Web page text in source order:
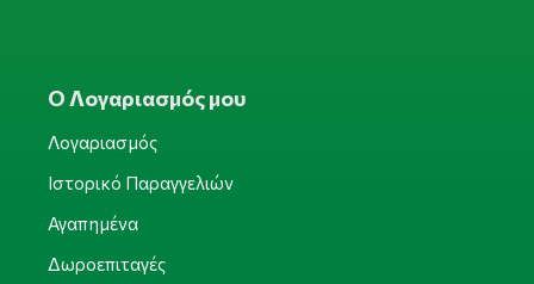
Ο Λογαριασμός μου
Λογαριασμός
Ιστορικό Παραγγελιών
Αγαπημένα
Δωροεπιταγές